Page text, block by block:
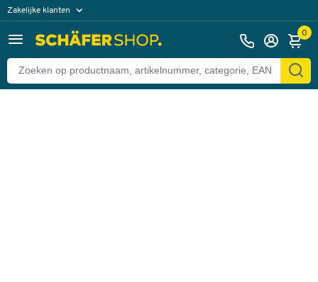
Zakelijke klanten
Particuliere klanten 0
Terug